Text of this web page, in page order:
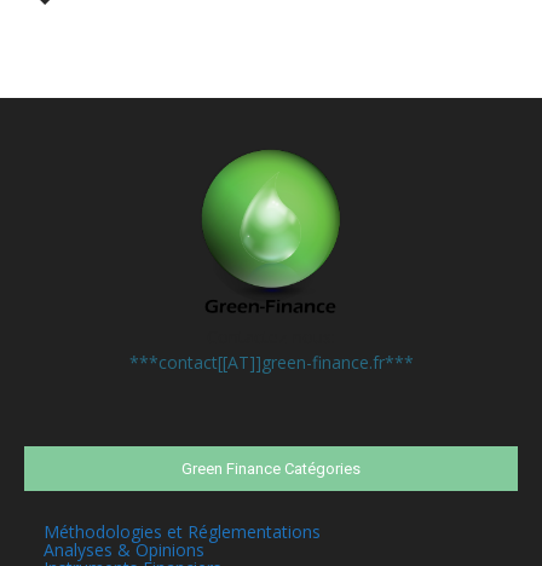
***contact[[AT]]green-finance.fr***
Green Finance Catégories
Méthodologies et Réglementations
Analyses & Opinions